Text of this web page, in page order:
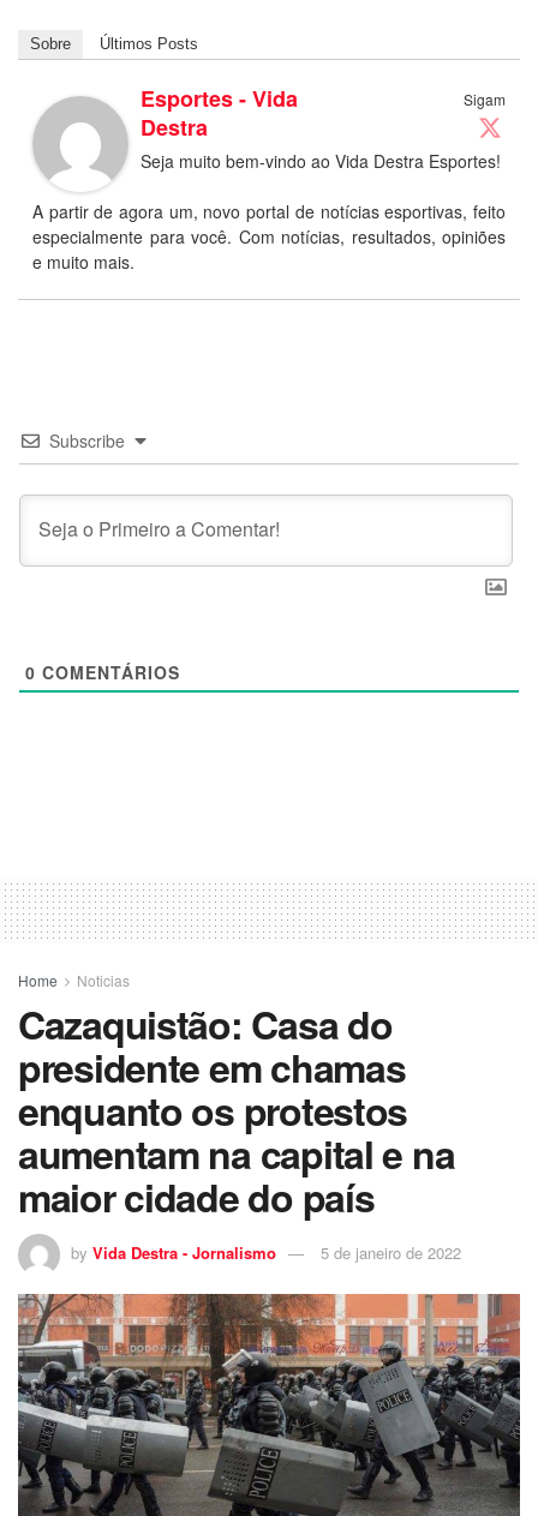
Sobre Últimos Posts
Sigam
Esportes - Vida
Destra
Seja muito bem-vindo ao Vida Destra Esportes!
A partir de agora um, novo portal de notícias esportivas, feito
especialmente para você. Com notícias, resultados, opiniões
e muito mais.
Subscribe
0 COMENTÁRIOS
Home Noticias
Cazaquistão: Casa do
presidente em chamas
enquanto os protestos
aumentam na capital e na
maior cidade do país
by Vida Destra - Jornalismo 5 de janeiro de 2022